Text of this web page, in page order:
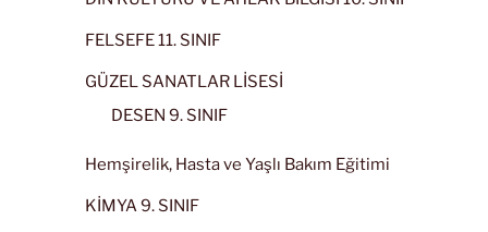
FELSEFE 11. SINIF
GÜZEL SANATLAR LİSESİ
DESEN 9. SINIF
Hemşirelik, Hasta ve Yaşlı Bakım Eğitimi
KİMYA 9. SINIF